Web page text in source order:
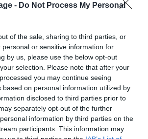
- Do Not Process My Personal
of the sale, sharing to third parties, or
personal or sensitive information for
by us, please use the below opt-out
selection. Please note that after your
you may continue seeing
based on personal information utilized by
disclosed to third parties prior to
separately opt-out of the further
information by third parties on the
participants. This information may
jours : entre 6€ et 30€ par jour
l’aéroport de Biarritz, le Kiss & Fly,
Il permet de déposer
et de stationner pendant
dépassez ce laps de temps, vous
par tranche de quinze minutes.